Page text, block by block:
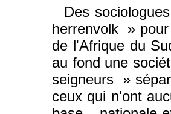
Des
herrenvolk
de l'Afrique du
au fond une
seigneurs
ceux qui n'ont